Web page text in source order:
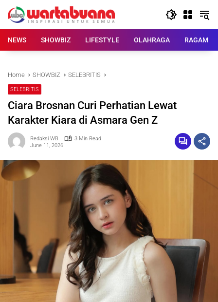
content
NEWS
SHOWBIZ LIFESTYLE OLAHRAGA RAGAM
Home SHOWBIZ SELEBRITIS
SELEBRITIS
Ciara Brosnan Curi Perhatian Lewat
Karakter Kiara di Asmara Gen Z
Redaksi WB
3 Min Read
June 11, 2026